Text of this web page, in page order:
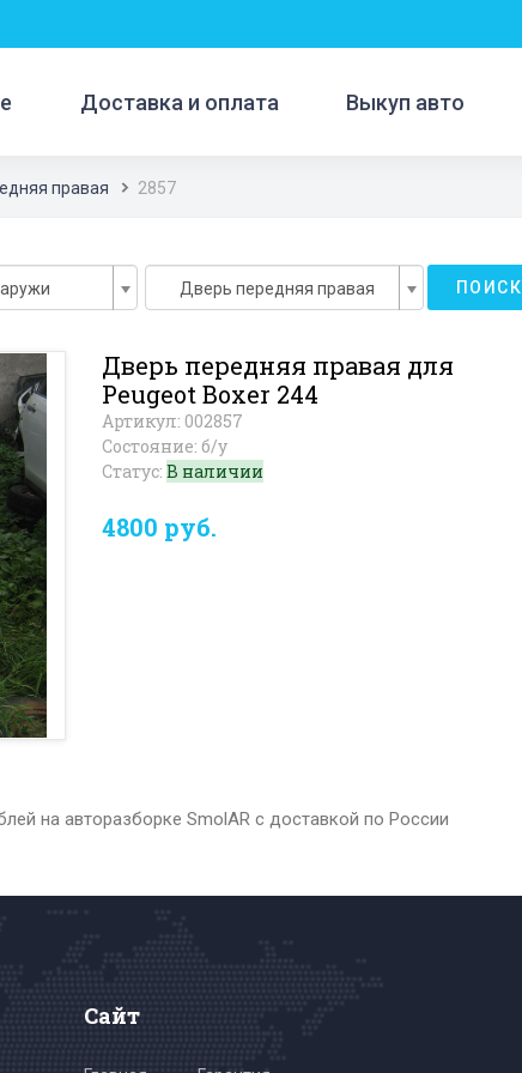
Доставка и оплата Выкуп авто
правая 2857
Дверь передняя правая ПОИСК
Дверь передняя правая для
Peugeot Boxer 244
Артикул: 002857
Состояние: б/у
Статус: В наличии
4800 руб.
на авторазборке SmolAR с доставкой по России
Сайт